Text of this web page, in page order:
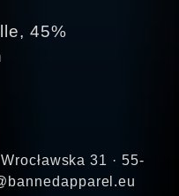
45%
31 · 55-